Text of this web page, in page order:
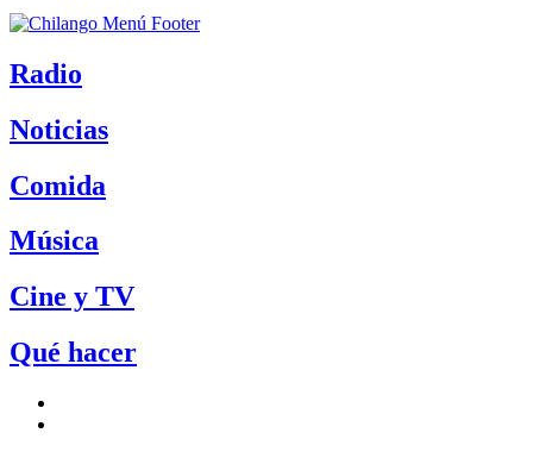
Radio
Noticias
Comida
Música
Cine y TV
Qué hacer